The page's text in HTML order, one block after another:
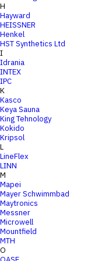
H
Hayward
HEISSNER
Henkel
HST Synthetics Ltd
I
Idrania
INTEX
IPC
K
Kasco
Keya Sauna
King Tehnology
Kokido
Kripsol
L
LineFlex
LINN
M
Mapei
Mayer Schwimmbad
Maytronics
Messner
Microwell
Mountfield
MTH
O